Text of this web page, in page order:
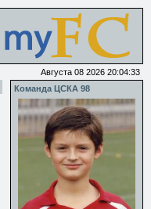
Августа 08 2026 20:04:33
Команда ЦСКА 98